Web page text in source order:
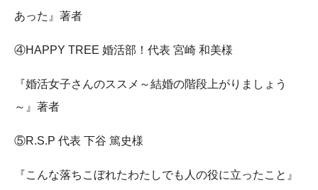
あった』著者
④HAPPY TREE 婚活部！代表 宮崎 和美様
『婚活女子さんのススメ～結婚の階段上がりましょう
～』著者
⑤R.S.P 代表 下谷 篤史様
『こんな落ちこぼれたわたしでも人の役に立ったこと』